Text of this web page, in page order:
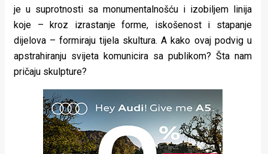
je u suprotnosti sa monumentalnošću i izobiljem linija
koje – kroz izrastanje forme, iskošenost i stapanje
dijelova – formiraju tijela skultura. A kako ovaj podvig u
apstrahiranju svijeta komunicira sa publikom? Šta nam
pričaju skulpture?